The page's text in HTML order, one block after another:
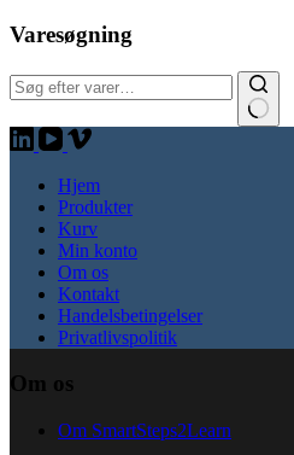
Varesøgning
Hjem
Produkter
Kurv
Min konto
Om os
Kontakt
Handelsbetingelser
Privatlivspolitik
Om os
Om SmartSteps2Learn